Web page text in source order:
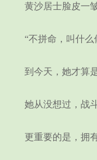
黄沙居士脸皮一皱
“不拼命，叫什么
到今天，她才算是
她从没想过，战斗
更重要的是，拥有